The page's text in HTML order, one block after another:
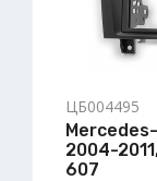
ЦБ004495
2004-
607